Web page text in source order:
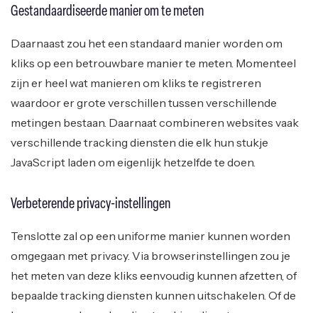
Gestandaardiseerde manier om te meten
Daarnaast zou het een standaard manier worden om
kliks op een betrouwbare manier te meten. Momenteel
zijn er heel wat manieren om kliks te registreren
waardoor er grote verschillen tussen verschillende
metingen bestaan. Daarnaat combineren websites vaak
verschillende tracking diensten die elk hun stukje
JavaScript laden om eigenlijk hetzelfde te doen.
Verbeterende privacy-instellingen
Tenslotte zal op een uniforme manier kunnen worden
omgegaan met privacy. Via browserinstellingen zou je
het meten van deze kliks eenvoudig kunnen afzetten, of
bepaalde tracking diensten kunnen uitschakelen. Of de